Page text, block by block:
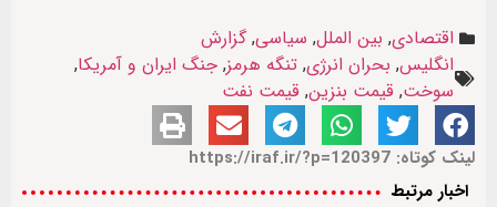
اقتصادی, بین الملل, سیاسی,گزارش
انگلیس, بحران انرژی, تنگه هرمز, جنگ ایران و آمریکا,
سوخت, قیمت بنزین, قیمت نفت
لینک کوتاه: https://iraf.ir/?p=120397
اخبار مرتبط